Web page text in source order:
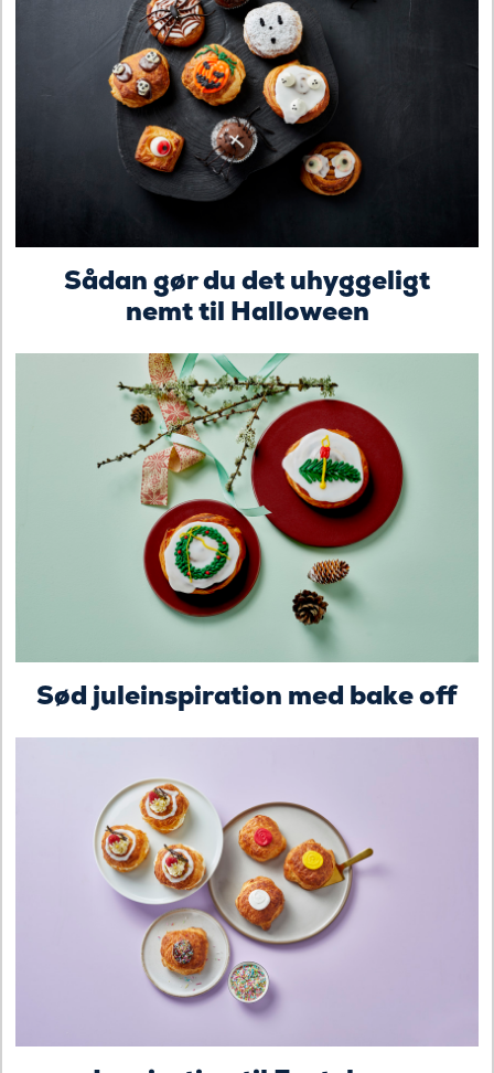
Sådan gør du det uhyggeligt
nemt til Halloween
Sød juleinspiration med bake off